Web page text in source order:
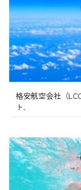
格安航空会社（
ト.